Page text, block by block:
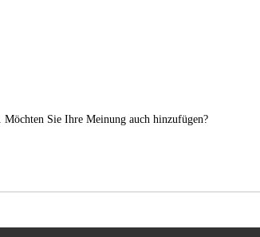
Möchten Sie Ihre Meinung auch hinzufügen?